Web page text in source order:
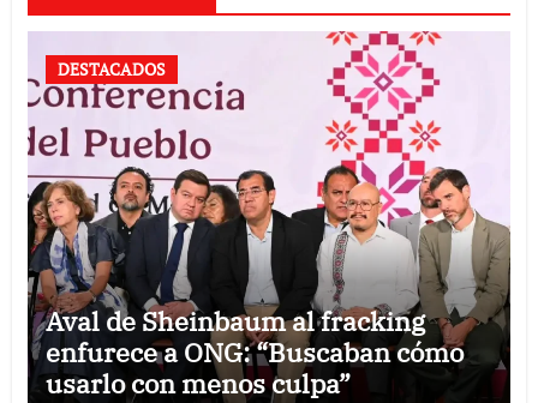
DESTACADOS
Aval de Sheinbaum al fracking
enfurece a ONG: “Buscaban cómo
usarlo con menos culpa”